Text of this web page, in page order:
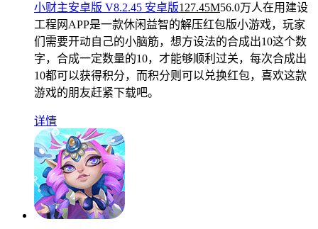
小财主安卓版 V8.2.45 安卓版127.45M56.0万人在用 建设
工程网APP是一款休闲益智的解压红包版小游戏，玩家
们需要开动自己的小脑筋，想方设法的合成出10这个数
字，合成一定数量的10，才能够顺利过关，每次合成出
10都可以获得积分，而积分则可以兑换红包，喜欢这款
游戏的朋友赶紧下载吧。
详情